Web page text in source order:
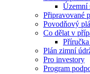
Územní
Připravované
Povodňový
Co dělat v
Plán zimní
Pro investory
Program